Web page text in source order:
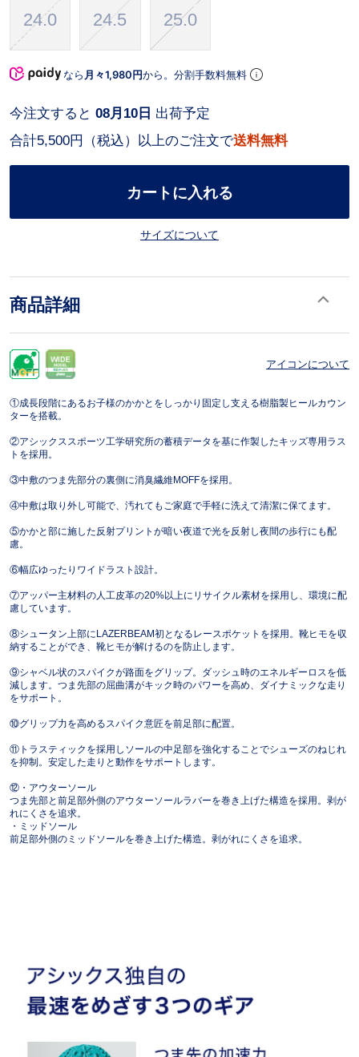
24.0 24.5 25.0
なら 月々1,980円から。分割手数料無料
合計5,500円（税込）以上のご注文で送料無料
今注文すると 08月10日 出荷予定
カートに入れる
サイズについて
商品詳細
アイコンについて
①成長段階にあるお子様のかかとをしっかり固定し支える樹脂製ヒールカウン
ターを搭載。
②アシックススポーツ工学研究所の蓄積データを基に作製したキッズ専用ラス
トを採用。
③中敷のつま先部分の裏側に消臭繊維MOFFを採用。
④中敷は取り外し可能で、汚れてもご家庭で手軽に洗えて清潔に保てます。
⑤かかと部に施した反射プリントが暗い夜道で光を反射し夜間の歩行にも配
慮。
⑥幅広ゆったりワイドラスト設計。
⑦アッパー主材料の人工皮革の20%以上にリサイクル素材を採用し、環境に配
慮しています。
⑧シュータン上部にLAZERBEAM初となるレースポケットを採用。靴ヒモを収
納することができ、靴ヒモが解けるのを防止します。
⑨シャベル状のスパイクが路面をグリップ。ダッシュ時のエネルギーロスを低
減します。つま先部の屈曲溝がキック時のパワーを高め、ダイナミックな走り
をサポート。
⑩グリップ力を高めるスパイク意匠を前足部に配置。
⑪トラスティックを採用しソールの中足部を強化することでシューズのねじれ
を抑制。安定した走りと動作をサポートします。
⑫・アウターソール
つま先部と前足部外側のアウターソールラバーを巻き上げた構造を採用。剥が
れにくさを追求。
・ミッドソール
前足部外側のミッドソールを巻き上げた構造。剥がれにくさを追求。